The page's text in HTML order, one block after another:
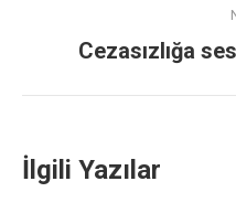
Cezasızlığa
İlgili Yazılar